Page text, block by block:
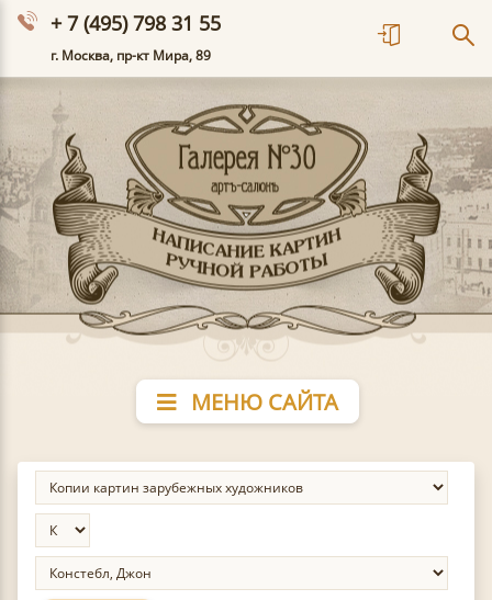
+ 7 (495) 798 31 55
г. Москва, пр-кт Мира, 89
МЕНЮ САЙТА